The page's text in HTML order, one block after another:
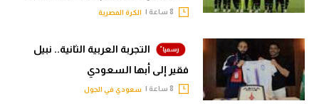
الكرة المصرية
التجربة العربية الثانية.. نبيل
فقير إلى أبها السعودي
سعودي في الجول